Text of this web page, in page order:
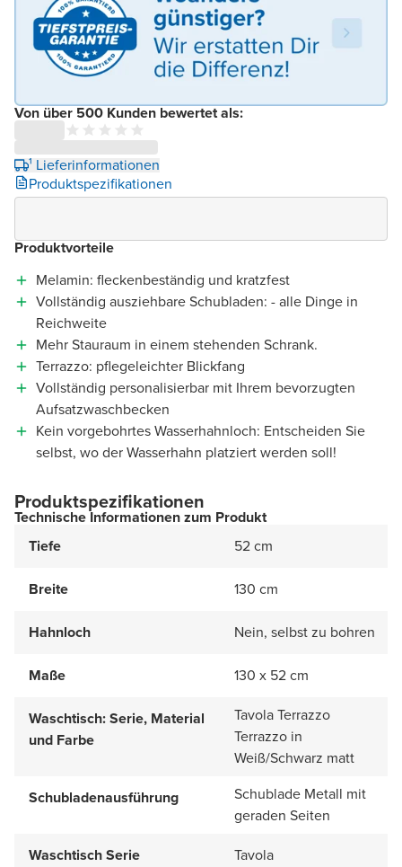
Von über 500 Kunden bewertet als:
¹ Lieferinformationen
Produktspezifikationen
Produktvorteile
Melamin: fleckenbeständig und kratzfest
Vollständig ausziehbare Schubladen: - alle Dinge in
Reichweite
Mehr Stauraum in einem stehenden Schrank.
Terrazzo: pflegeleichter Blickfang
Vollständig personalisierbar mit Ihrem bevorzugten
Aufsatzwaschbecken
Kein vorgebohrtes Wasserhahnloch: Entscheiden Sie
selbst, wo der Wasserhahn platziert werden soll!
Produktspezifikationen
Technische Informationen zum Produkt
Tiefe
52 cm
Breite 130 cm
Hahnloch Nein, selbst zu bohren
Maße 130 x 52 cm
Waschtisch: Serie, Material
und Farbe
Tavola Terrazzo
Terrazzo in
Weiß/Schwarz matt
Schubladenausführung
Schublade Metall mit
geraden Seiten
Waschtisch Serie
Tavola